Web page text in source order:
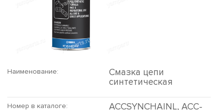
Наименование:
Смазка цепи
синтетическая
Номер в каталоге:
ACCSYNCHAINL, ACC-